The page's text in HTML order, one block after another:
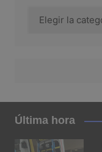
Última hora